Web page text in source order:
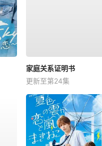
家庭关系证明书
更新至第24集